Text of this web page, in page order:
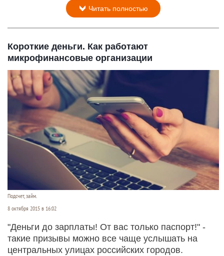
Читать полностью
Короткие деньги. Как работают
микрофинансовые организации
Подсчет, займ.
8 октября 2015 в 16:02
"Деньги до зарплаты! От вас только паспорт!" -
такие призывы можно все чаще услышать на
центральных улицах российских городов.